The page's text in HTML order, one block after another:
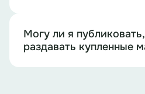
Могу ли я
раздавать купленные